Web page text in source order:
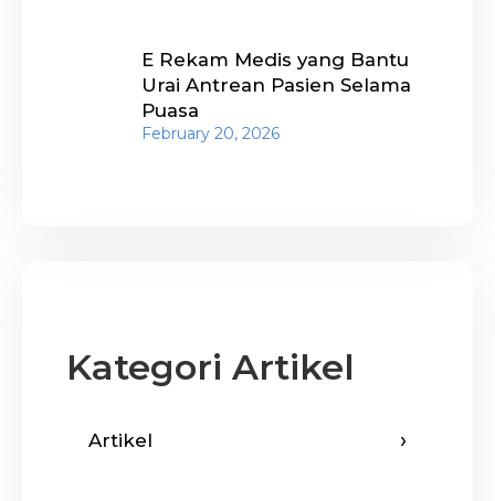
E Rekam Medis yang Bantu
Urai Antrean Pasien Selama
Puasa
February 20, 2026
Kategori Artikel
Artikel